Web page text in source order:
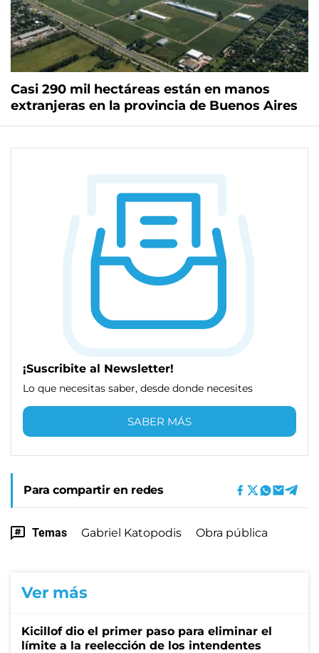
Casi 290 mil hectáreas están en manos
extranjeras en la provincia de Buenos Aires
¡Suscribite al Newsletter!
Lo que necesitas saber, desde donde necesites
SABER MÁS
Para compartir en redes
Temas Gabriel Katopodis Obra pública
Ver más
Kicillof dio el primer paso para eliminar el
límite a la reelección de los intendentes